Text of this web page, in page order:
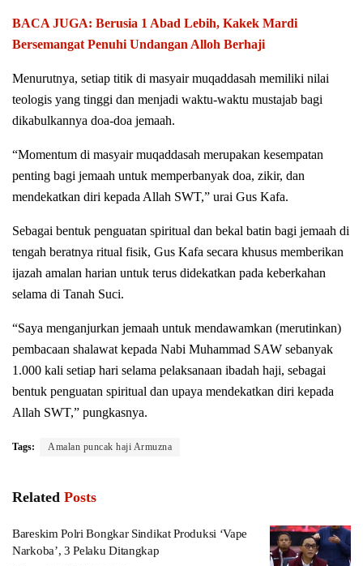
BACA JUGA: Berusia 1 Abad Lebih, Kakek Mardi
Bersemangat Penuhi Undangan Alloh Berhaji
Menurutnya, setiap titik di masyair muqaddasah memiliki nilai
teologis yang tinggi dan menjadi waktu-waktu mustajab bagi
dikabulkannya doa-doa jemaah.
“Momentum di masyair muqaddasah merupakan kesempatan
penting bagi jemaah untuk memperbanyak doa, zikir, dan
mendekatkan diri kepada Allah SWT,” urai Gus Kafa.
Sebagai bentuk penguatan spiritual dan bekal batin bagi jemaah di
tengah beratnya ritual fisik, Gus Kafa secara khusus memberikan
ijazah amalan harian untuk terus didekatkan pada keberkahan
selama di Tanah Suci.
“Saya menganjurkan jemaah untuk mendawamkan (merutinkan)
pembacaan shalawat kepada Nabi Muhammad SAW sebanyak
1.000 kali setiap hari selama pelaksanaan ibadah haji, sebagai
bentuk penguatan spiritual dan upaya mendekatkan diri kepada
Allah SWT,” pungkasnya.
Tags: Amalan puncak haji Armuzna
Related Posts
Bareskim Polri Bongkar Sindikat Produksi ‘Vape
Narkoba’, 3 Pelaku Ditangkap